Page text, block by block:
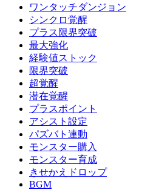
ワンタッチダンジョン
シンクロ覚醒
プラス限界突破
最大強化
経験値ストック
限界突破
超覚醒
潜在覚醒
プラスポイント
アシスト設定
パズバト連動
モンスター購入
モンスター育成
きせかえドロップ
BGM